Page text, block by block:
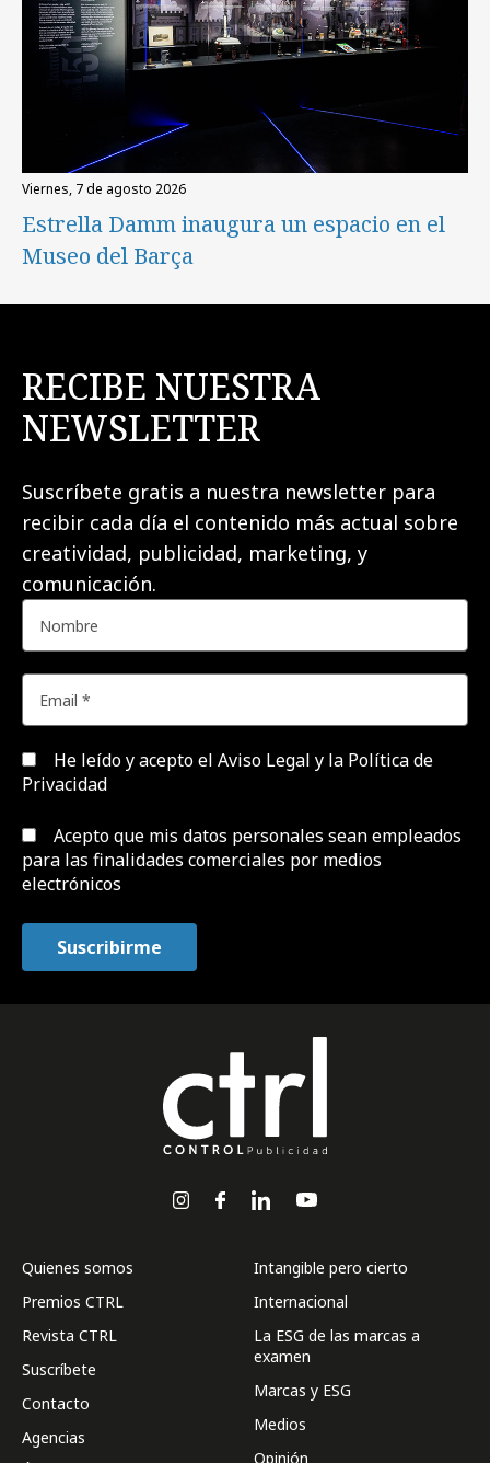
viernes, 7 de agosto 2026
Estrella Damm inaugura un espacio en el
Museo del Barça
RECIBE NUESTRA
NEWSLETTER
Suscríbete gratis a nuestra newsletter para
recibir cada día el contenido más actual sobre
creatividad, publicidad, marketing, y
comunicación.
He leído y acepto el Aviso Legal y la Política de
Privacidad
Acepto que mis datos personales sean empleados
para las finalidades comerciales por medios
electrónicos
Quienes somos
Premios CTRL
Revista CTRL
Suscríbete
Contacto
Agencias
Intangible pero cierto
Internacional
La ESG de las marcas a
examen
Marcas y ESG
Medios
Opinión